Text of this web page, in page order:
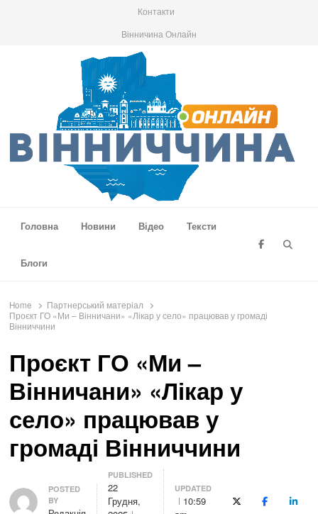
Контакти
Вінничина Онлайн
Головна
Новини Відео Тексти
Блоги
Home
Партнерський матеріал
Проєкт ГО «Ми – Вінничани» «Лікар у село» працював у громаді
Вінниччини
Проєкт ГО «Ми –
Вінничани» «Лікар у
село» працював у
громаді Вінниччини
Author
POSTED
BY
PUBLISHED
22
Грудня,
UPDATED
10:59
X (Twitter)Facebook